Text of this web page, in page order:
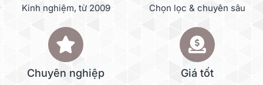
Kinh nghiệm, từ 2009 Chọn lọc & chuyên sâu
Chuyên nghiệp Giá tốt